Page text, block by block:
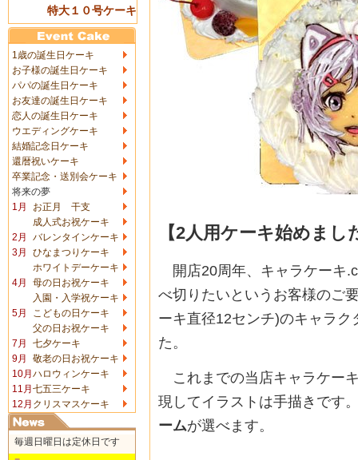
特大１０号ケーキ
1歳の誕生日ケーキ
お子様の誕生日ケーキ
パパの誕生日ケーキ
お友達の誕生日ケーキ
恋人の誕生日ケーキ
ウエディングケーキ
結婚記念日ケーキ
還暦祝いケーキ
卒業記念・送別会ケーキ
将来の夢
1月
お正月 干支
成人式お祝ケーキ
2月
バレンタインケーキ
3月
ひなまつりケーキ
ホワイトデーケーキ
4月
母の日お祝ケーキ
入園・入学祝ケーキ
5月
こどもの日ケーキ
父の日お祝ケーキ
7月
七夕ケーキ
9月
敬老の日お祝ケーキ
10月 ハロウィンケーキ
11月 七五三ケーキ
12月 クリスマスケーキ
毎週日曜日は定休日です
【2人用ケーキ始めまし
開店20周年、キャラケーキ
べ切りたいというお客様のご
ーキ直径12センチ)のキャラ
た。
これまでの当店キャラケー
現してイラストは手描きです
ームが選べます。